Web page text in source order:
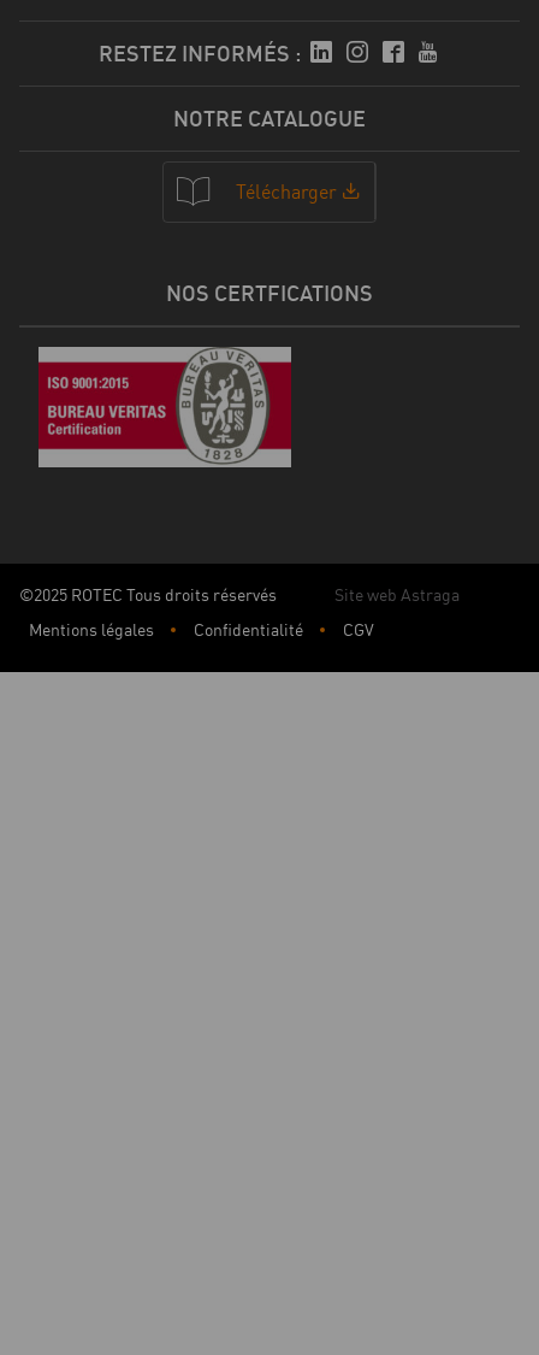
RESTEZ INFORMÉS :
NOTRE CATALOGUE
Télécharger
NOS CERTFICATIONS
©2025 ROTEC Tous droits réservés
Site web Astraga
Mentions légales
Confidentialité CGV